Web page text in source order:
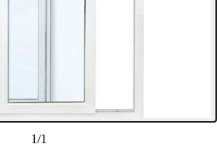
1/1